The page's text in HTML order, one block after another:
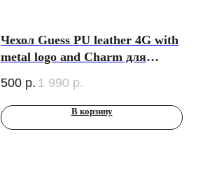
Чехол Guess PU leather 4G with
metal logo and Charm для
розовый
500 р. 1 990 р.
В корзину